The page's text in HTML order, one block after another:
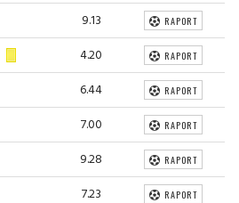
9.13 RAPORT
4.20 RAPORT
6.44 RAPORT
7.00 RAPORT
9.28 RAPORT
7.23 RAPORT